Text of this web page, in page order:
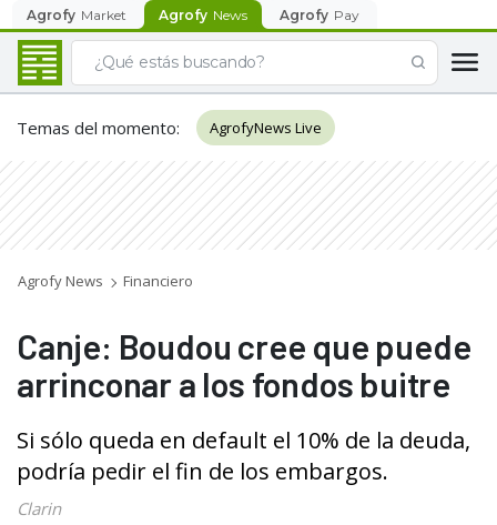
Agrofy Market Agrofy News Agrofy Pay
Temas del momento: AgrofyNews Live
Agrofy News Financiero
Canje: Boudou cree que puede
arrinconar a los fondos buitre
Si sólo queda en default el 10% de la deuda,
podría pedir el fin de los embargos.
Clarin